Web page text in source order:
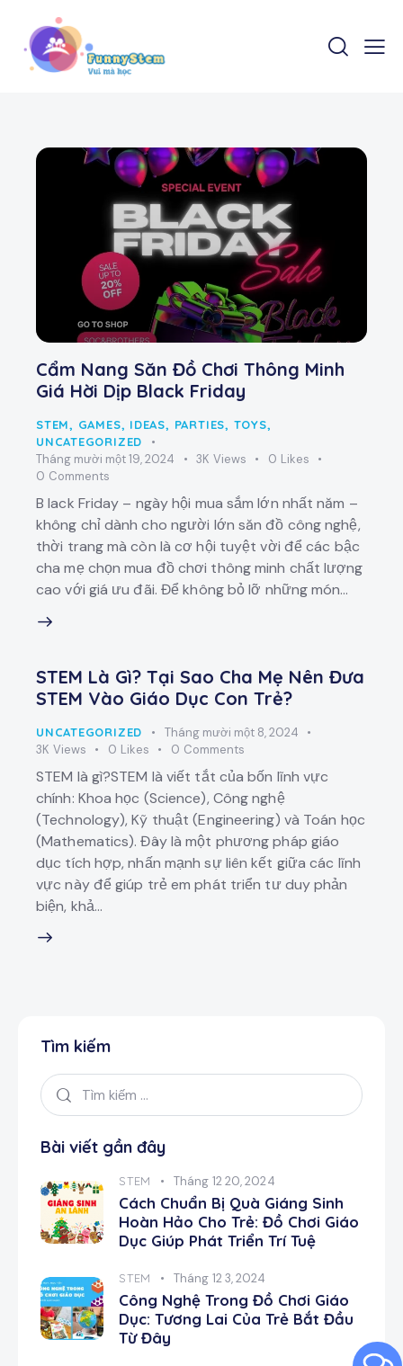
Cẩm Nang Săn Đồ Chơi Thông Minh
Giá Hời Dịp Black Friday
STEM, GAMES, IDEAS, PARTIES, TOYS,
UNCATEGORIZED
Tháng mười một 19, 2024 3K Views 0 Likes
0 Comments
B lack Friday – ngày hội mua sắm lớn nhất năm –
không chỉ dành cho người lớn săn đồ công nghệ,
thời trang mà còn là cơ hội tuyệt vời để các bậc
cha mẹ chọn mua đồ chơi thông minh chất lượng
cao với giá ưu đãi. Để không bỏ lỡ những món…
STEM Là Gì? Tại Sao Cha Mẹ Nên Đưa
STEM Vào Giáo Dục Con Trẻ?
UNCATEGORIZED
Tháng mười một 8, 2024
3K Views 0 Likes 0 Comments
STEM là gì?STEM là viết tắt của bốn lĩnh vực
chính: Khoa học (Science), Công nghệ
(Technology), Kỹ thuật (Engineering) và Toán học
(Mathematics). Đây là một phương pháp giáo
dục tích hợp, nhấn mạnh sự liên kết giữa các lĩnh
vực này để giúp trẻ em phát triển tư duy phản
biện, khả…
Tìm kiếm
Bài viết gần đây
STEM Tháng 12 20, 2024
Cách Chuẩn Bị Quà Giáng Sinh
Hoàn Hảo Cho Trẻ: Đồ Chơi Giáo
Dục Giúp Phát Triển Trí Tuệ
STEM Tháng 12 3, 2024
Công Nghệ Trong Đồ Chơi Giáo
Dục: Tương Lai Của Trẻ Bắt Đầu
Từ Đây